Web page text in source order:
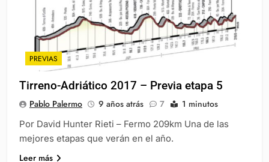
PREVIAS
Tirreno-Adriático 2017 – Previa etapa 5
Pablo Palermo 9 años atrás 7 1 minutos
Por David Hunter Rieti – Fermo 209km Una de las
mejores etapas que verán en el año.
Leer más